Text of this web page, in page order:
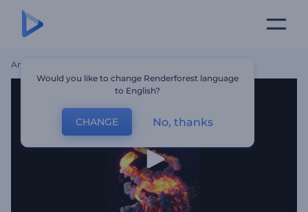
Ana Sayfa
Would you like to change Renderforest language
to English?
CHANGE No, thanks